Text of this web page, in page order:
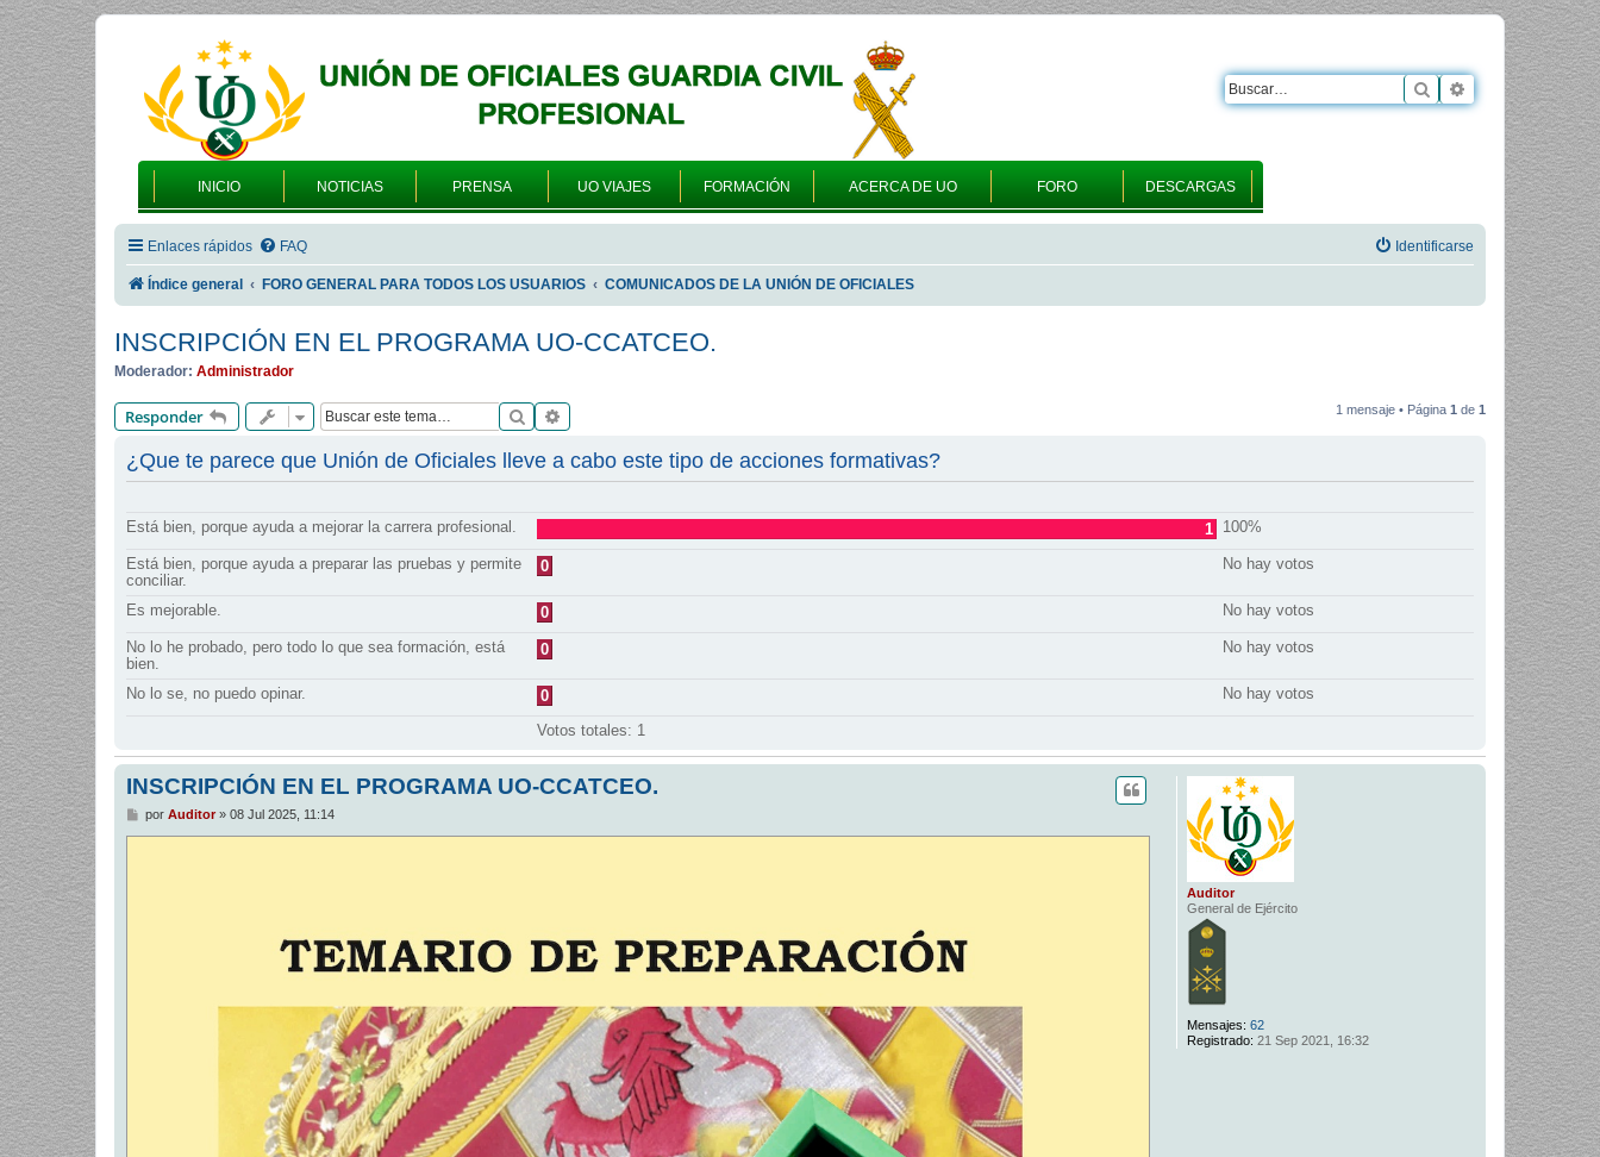
INICIO NOTICIAS PRENSA UO VIAJES FORMACIÓN ACERCA DE UO FORO DESCARGAS
Buscar Búsqueda
Enlaces rápidos FAQ Identificarse
Índice general FORO GENERAL PARA TODOS LOS USUARIOS COMUNICADOS DE LA UNIÓN DE OFICIALES
INSCRIPCIÓN EN EL PROGRAMA UO-CCATCEO.
Moderador: Administrador
Responder Buscar 1 mensaje • Página 1 de 1
¿Que te parece que Unión de Oficiales lleve a cabo este tipo de acciones formativas?
Está bien, porque ayuda a mejorar la carrera profesional. 1 100%
Está bien, porque ayuda a preparar las pruebas y permite
conciliar.
0 No hay votos
Es mejorable. 0 No hay votos
No lo he probado, pero todo lo que sea formación, está
bien.
0 No hay votos
No lo se, no puedo opinar. 0 No hay votos
Votos totales: 1
Auditor
General de Ejército
Mensajes: 62
Registrado: 21 Sep 2021, 16:32
INSCRIPCIÓN EN EL PROGRAMA UO-CCATCEO.
M
por Auditor» 08 Jul 2025, 11:14